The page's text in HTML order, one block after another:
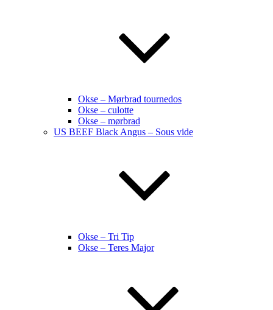
Okse – Mørbrad tournedos
Okse – culotte
Okse – mørbrad
US BEEF Black Angus – Sous vide
Okse – Tri Tip
Okse – Teres Major